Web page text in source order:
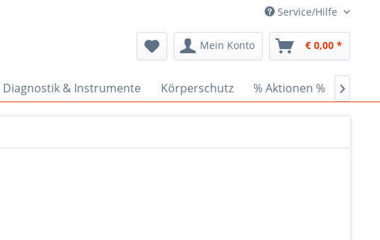
Service/Hilfe
Mein Konto € 0,00 *
Diagnostik & Instrumente Körperschutz % Aktionen % 